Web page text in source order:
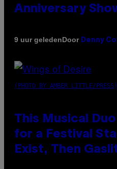
Anniversary
9 uur geledenDoor Denny
(PHOTO BY AMBER LITTLE/PRESS)
This Musical
for a Festival
Exist, Then